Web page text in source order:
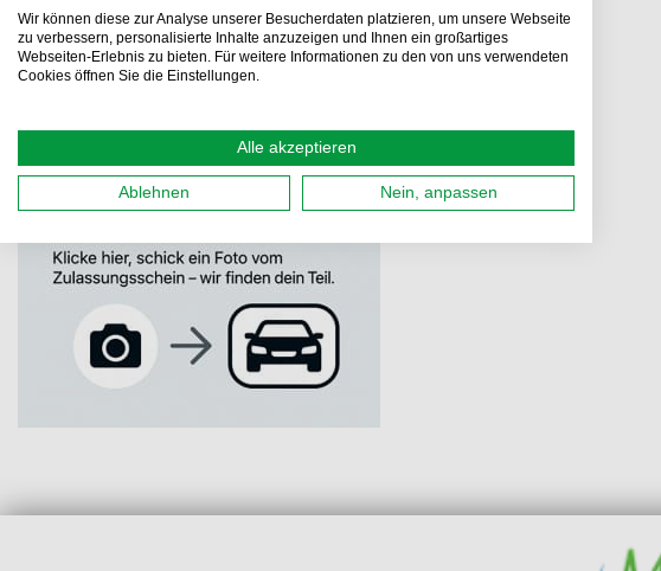
Wir können diese zur Analyse unserer Besucherdaten platzieren, um unsere Webseite
zu verbessern, personalisierte Inhalte anzuzeigen und Ihnen ein großartiges
Webseiten-Erlebnis zu bieten. Für weitere Informationen zu den von uns verwendeten
Cookies öffnen Sie die Einstellungen.
Alle akzeptieren
Ablehnen Nein, anpassen